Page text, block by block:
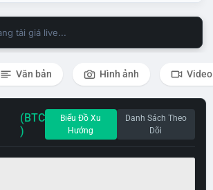
tải giá live...
Văn bản Hình ảnh Video
(BTC
)
Biểu Đồ Xu
Hướng
Danh Sách Theo
Dõi